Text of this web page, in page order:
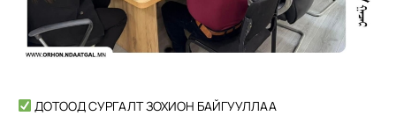
ДОТООД СУРГАЛТ ЗОХИОН БАЙГУУЛЛАА